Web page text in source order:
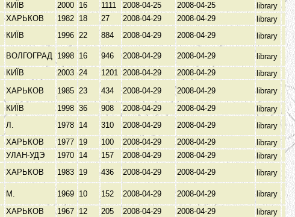
КИЇВ 2000 16 1111 2008-04-25 2008-04-25
library
ХАРЬКОВ 1982 18 27 2008-04-29 2008-04-29
library
КИЇВ 1996 22 884 2008-04-29 2008-04-29 library
ВОЛГОГРАД 1998 16 946 2008-04-29 2008-04-29
library
КИЇВ 2003 24 1201 2008-04-29 2008-04-29
library
ХАРЬКОВ 1985 23 434 2008-04-29 2008-04-29
library
КИЇВ 1998 36 908 2008-04-29 2008-04-29
library
Л. 1978 14 310 2008-04-29 2008-04-29
library
ХАРЬКОВ 1977 19 100 2008-04-29 2008-04-29
library
УЛАН-УДЭ 1970 14 157 2008-04-29 2008-04-29
library
ХАРЬКОВ 1983 19 436 2008-04-29 2008-04-29 library
М. 1969 10 152 2008-04-29 2008-04-29
library
ХАРЬКОВ 1967 12 205 2008-04-29 2008-04-29
library